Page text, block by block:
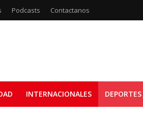
Podcasts Contactanos
INTERNACIONALES DEPORTES